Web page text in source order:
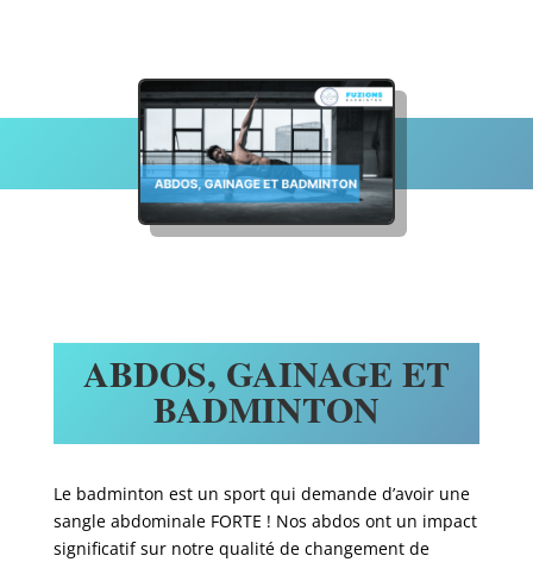
ABDOS, GAINAGE ET
BADMINTON
Le badminton est un sport qui demande d’avoir une
sangle abdominale FORTE ! Nos abdos ont un impact
significatif sur notre qualité de changement de